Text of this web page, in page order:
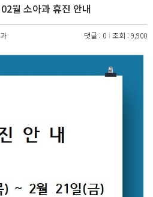
월 소아과 휴진 안내
댓글 : 0 조회 : 9,900